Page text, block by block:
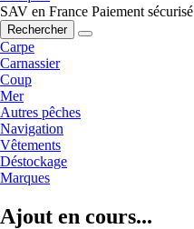
SAV en France Paiement sécurisé
Rechercher
Carpe
Carnassier
Coup
Mer
Autres pêches
Navigation
Vêtements
Déstockage
Marques
Ajout en cours...